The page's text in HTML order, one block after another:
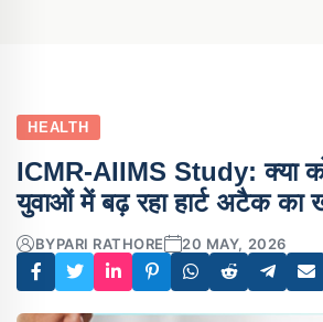
HEALTH
ICMR-AIIMS Study: क्या
युवाओं में बढ़ रहा हार्ट अटैक का
BYPARI RATHORE 20 MAY, 2026